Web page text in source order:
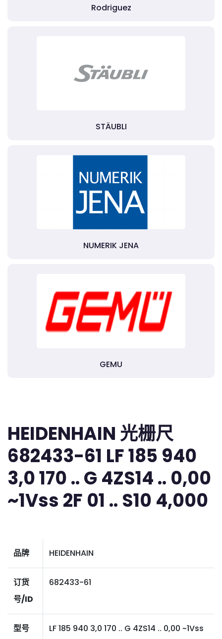
Rodriguez
STÄUBLI
NUMERIK JENA
GEMU
HEIDENHAIN 光栅尺
682433-61 LF 185 940
3,0 170 .. G 4ZS14 .. 0,00
~1Vss 2F 01 .. S10 4,000
品牌 HEIDENHAIN
订货
号/ID
682433-61
型号
LF 185 940 3,0 170 .. G 4ZS14 .. 0,00 ~1Vss